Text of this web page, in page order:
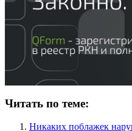
Читать по теме:
Никаких поблажек